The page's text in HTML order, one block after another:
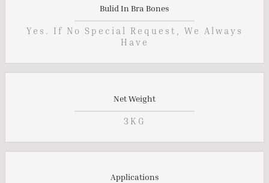
Bulid In Bra Bones
Yes. If No Special Request, We Always
Have
Net Weight
3KG
Applications